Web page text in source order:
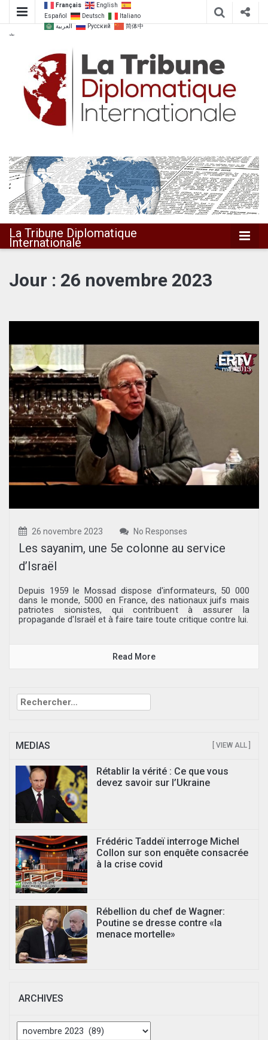
Français
English
Español
Deutsch
Italiano
العربية
Русский
简体中
文
La Tribune
Diplomatique
Internationale
La Tribune Diplomatique
Internationale
Jour : 26 novembre 2023
26 novembre 2023 No Responses
Les sayanim, une 5e colonne au service
d’Israël
Depuis 1959 le Mossad dispose d'informateurs, 50 000
dans le monde, 5000 en France, des nationaux juifs mais
patriotes sionistes, qui contribuent à assurer la
propagande d'Israël et à faire taire toute critique contre lui.
Read More
Rechercher :
MEDIAS [ VIEW ALL ]
Rétablir la vérité : Ce que vous
devez savoir sur l’Ukraine
Frédéric Taddeï interroge Michel
Collon sur son enquête consacrée
à la crise covid
Rébellion du chef de Wagner:
Poutine se dresse contre «la
menace mortelle»
ARCHIVES
Archives